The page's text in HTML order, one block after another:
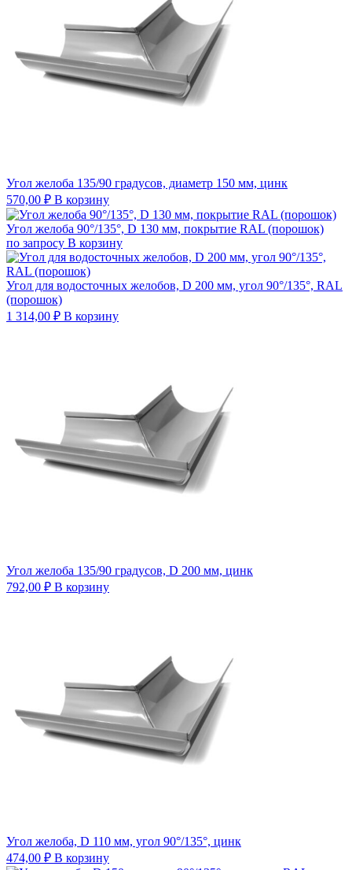
Угол желоба 135/90 градусов, диаметр 150 мм, цинк
570,00 ₽ В корзину
Угол желоба 90°/135°, D 130 мм, покрытие RAL (порошок)
по запросу В корзину
Угол для водосточных желобов, D 200 мм, угол 90°/135°, RAL
(порошок)
1 314,00 ₽ В корзину
Угол желоба 135/90 градусов, D 200 мм, цинк
792,00 ₽ В корзину
Угол желоба, D 110 мм, угол 90°/135°, цинк
474,00 ₽ В корзину